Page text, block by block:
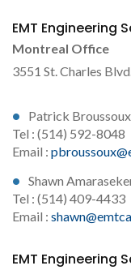
EMT Engineering
Montreal Office
3551 St. Charles
Patrick
Tel : (514) 592-8048
Email :
Shawn
Tel : (514) 409-4433
Email :
EMT Engineering